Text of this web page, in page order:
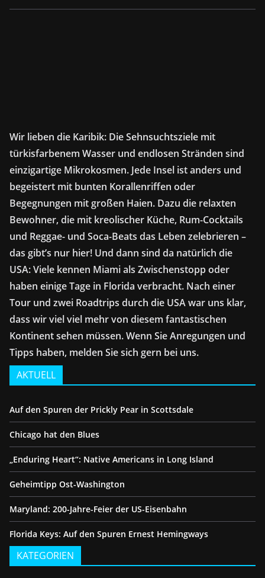
Wir lieben die Karibik: Die Sehnsuchtsziele mit
türkisfarbenem Wasser und endlosen Stränden sind
einzigartige Mikrokosmen. Jede Insel ist anders und
begeistert mit bunten Korallenriffen oder
Begegnungen mit großen Haien. Dazu die relaxten
Bewohner, die mit kreolischer Küche, Rum-Cocktails
und Reggae- und Soca-Beats das Leben zelebrieren –
das gibt’s nur hier! Und dann sind da natürlich die
USA: Viele kennen Miami als Zwischenstopp oder
haben einige Tage in Florida verbracht. Nach einer
Tour und zwei Roadtrips durch die USA war uns klar,
dass wir viel viel mehr von diesem fantastischen
Kontinent sehen müssen. Wenn Sie Anregungen und
Tipps haben, melden Sie sich gern bei uns.
AKTUELL
Auf den Spuren der Prickly Pear in Scottsdale
Chicago hat den Blues
„Enduring Heart“: Native Americans in Long Island
Geheimtipp Ost-Washington
Maryland: 200-Jahre-Feier der US-Eisenbahn
Florida Keys: Auf den Spuren Ernest Hemingways
KATEGORIEN